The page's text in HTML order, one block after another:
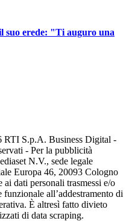
suo erede: "Ti auguro una
RTI S.p.A. Business Digital -
- Per la pubblicità
N.V., sede legale
Europa 46, 20093 Cologno
ai dati personali trasmessi e/o
all’addestramento di
È altresì fatto divieto
di data scraping.